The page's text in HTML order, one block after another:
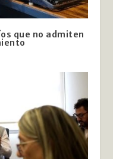
que no admiten